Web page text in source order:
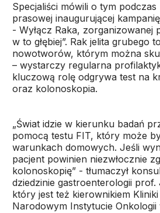
Specjaliści mówili o tym
prasowej inaugurującej
- Wyłącz Raka, zorganizowanej
w to głębiej”. Rak jelita grubego
nowotworów, którym można
– wystarczy regularna
kluczową rolę odgrywa test na
oraz kolonoskopia.
„Świat idzie w kierunku badań
pomocą testu FIT, który może
warunkach domowych. Jeśli
pacjent powinien niezwłocznie
kolonoskopię” - tłumaczył
dziedzinie gastroenterologii prof.
który jest też kierownikiem
Narodowym Instytucie Onkologii